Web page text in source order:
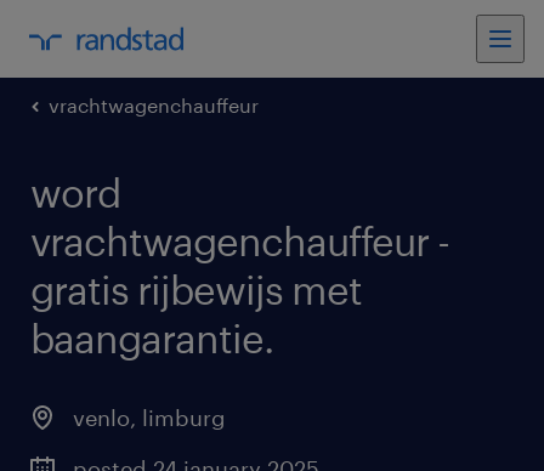
vrachtwagenchauffeur
word
vrachtwagenchauffeur -
gratis rijbewijs met
baangarantie.
venlo, limburg